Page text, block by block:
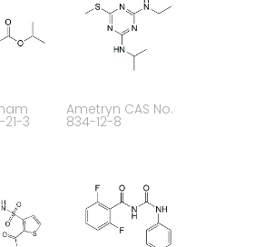
21-3
Ametryn CAS No.
834-12-8